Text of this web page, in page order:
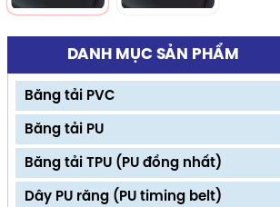
DANH MỤC SẢN PHẨM
Băng tải PVC
Băng tải PU
Băng tải TPU (PU đồng nhất)
Dây PU răng (PU timing belt)